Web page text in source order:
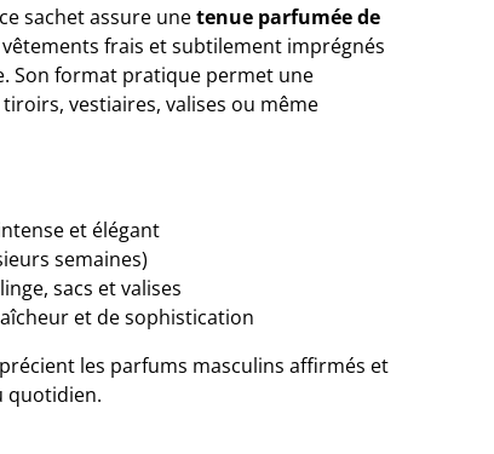
sachet assure unetenue parfumée de
vêtements frais et subtilement imprégnés
Son format pratique permet une
vestiaires, valises ou même
et élégant
semaines)
sacs et valises
et de sophistication
les parfums masculins affirmés et
quotidien.